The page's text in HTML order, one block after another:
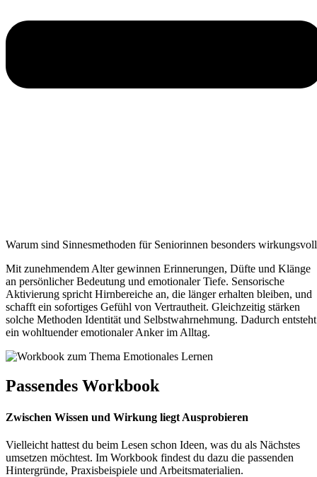
Warum sind Sinnesmethoden für Seniorinnen besonders
Mit zunehmendem Alter gewinnen Erinnerungen, Düfte und Klänge
an persönlicher Bedeutung und emotionaler Tiefe. Sensorische
Aktivierung spricht Hirnbereiche an, die länger erhalten bleiben, und
schafft ein sofortiges Gefühl von Vertrautheit. Gleichzeitig stärken
solche Methoden Identität und Selbstwahrnehmung. Dadurch entsteht
ein wohltuender emotionaler Anker im Alltag.
Passendes Workbook
Zwischen Wissen und Wirkung liegt Ausprobieren
Vielleicht hattest du beim Lesen schon Ideen, was du als Nächstes
umsetzen möchtest. Im Workbook findest du dazu die passenden
Hintergründe, Praxisbeispiele und Arbeitsmaterialien.